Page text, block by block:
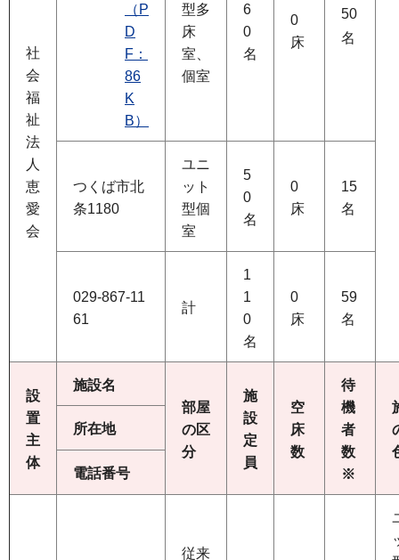
社
会
福
祉
法
人
恵
愛
会
（P
D
F：
86
K
B）
型多
床
室、
個室
6
0
名
0
床
50
名
つくば市北
条1180
ユニ
ット
型個
室
5
0
名
0
床
15
名
029-867-11
61
計
1
1
0
名
0
床
59
名
設
置
主
体
施設名
部屋
の区
分
施
設
定
員
空
床
数
待
機
者
数
※
所在地
電話番号
従来